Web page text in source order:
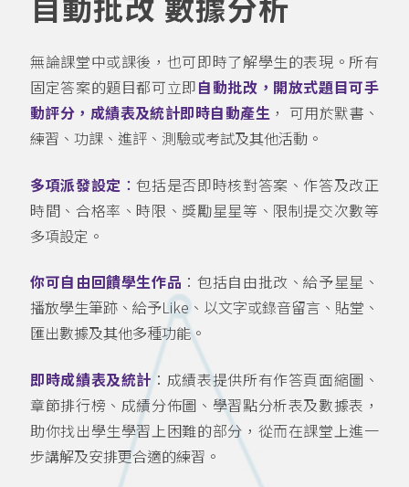
無論課堂中或課後，也可即時了解學生的表現。所有
固定答案的題目都可立即自動批改，開放式題目可手
動評分，成績表及統計即時自動產生， 可用於默書、
練習、功課、進評、測驗或考試及其他活動。
多項派發設定 ：包括是否即時核對答案、作答及改正
時間、合格率、時限、獎勵星星等、限制提交次數等
多項設定。
你可自由回饋學生作品 ：包括自由批改、給予星星、
播放學生筆跡、給予Like、以文字或錄音留言、貼堂、
匯出數據及其他多種功能。
即時成績表及統計：成績表提供所有作答頁面縮圖、
章節排行榜、成績分佈圖、學習點分析表及數據表，
助你找出學生學習上困難的部分，從而在課堂上進一
步講解及安排更合適的練習。